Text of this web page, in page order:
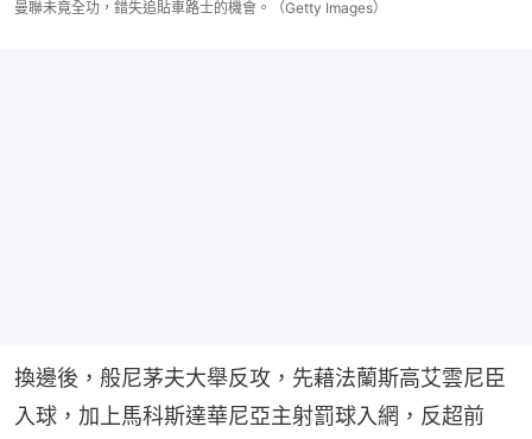
曼聯未竟全功，錯失追貼車路士的機會。（Getty Images）
換邊後，般尼茅夫大舉反攻，先藉法蘭斯高艾雲尼臣
入球，加上馬科斯達華尼亞主射罰球入網，反超前